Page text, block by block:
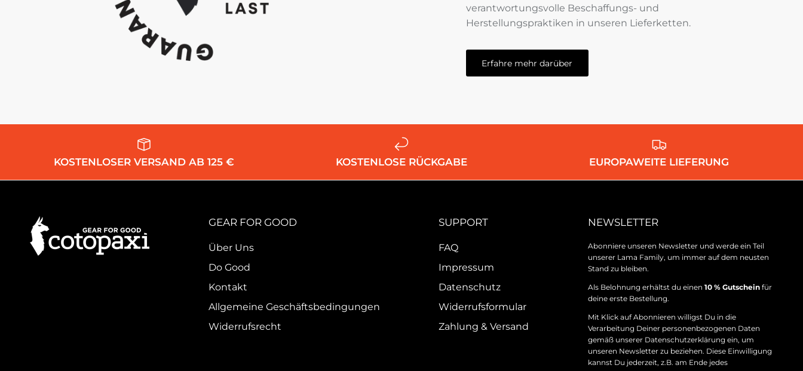
verantwortungsvolle Beschaffungs- und
Herstellungspraktiken in unseren Lieferketten.
Erfahre mehr darüber
KOSTENLOSER VERSAND AB 125 € KOSTENLOSE RÜCKGABE EUROPAWEITE LIEFERUNG
GEAR FOR GOOD
Über Uns
Do Good
Kontakt
Allgemeine Geschäftsbedingungen
Widerrufsrecht
SUPPORT
FAQ
Impressum
Datenschutz
Widerrufsformular
Zahlung & Versand
NEWSLETTER
Abonniere unseren Newsletter und werde ein Teil
unserer Lama Family, um immer auf dem neusten
Stand zu bleiben.
Als Belohnung erhältst du einen 10 % Gutscheinfür
deine erste Bestellung.
Mit Klick auf Abonnieren willigst Du in die
Verarbeitung Deiner personenbezogenen Daten
gemäß unserer Datenschutzerklärung ein, um
unseren Newsletter zu beziehen. Diese Einwilligung
kannst Du jederzeit, z.B. am Ende jedes